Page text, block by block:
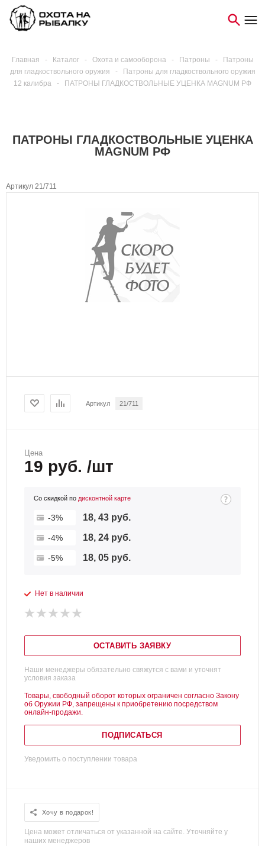
Главная - Каталог - Охота и самооборона - Патроны -
Патроны
для гладкоствольного оружия
-
Патроны для гладкоствольного оружия
12 калибра
- ПАТРОНЫ ГЛАДКОСТВОЛЬНЫЕ УЦЕНКА MAGNUM РФ
ПАТРОНЫ ГЛАДКОСТВОЛЬНЫЕ УЦЕНКА
MAGNUM РФ
Артикул 21/711
Артикул 21/711
Цена
19 руб. /шт
Со скидкой по дисконтной карте
-3% 18, 43 руб.
-4% 18, 24 руб.
-5% 18, 05 руб.
Нет в наличии
ОСТАВИТЬ ЗАЯВКУ
Наши менеджеры обязательно свяжутся с вами и уточнят
условия заказа
Товары, свободный оборот которых ограничен согласно Закону
об Оружии РФ, запрещены к приобретению посредством
онлайн-продажи.
ПОДПИСАТЬСЯ
Уведомить о поступлении товара
Хочу в подарок!
Цена может отличаться от указанной на сайте. Уточняйте у
наших менеджеров